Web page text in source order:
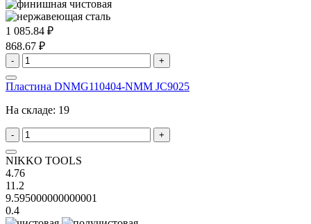
1 085.84 ₽
868.67 ₽
- +
Пластина DNMG110404-NMM JC9025
На складе: 19
- +
NIKKO TOOLS
4.76
11.2
9.595000000000001
0.4